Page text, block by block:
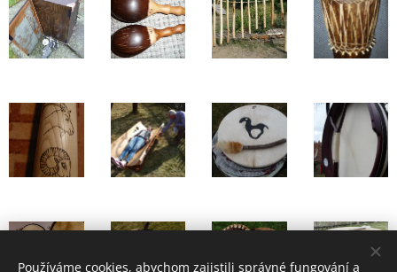
Používáme cookies, abychom zajistili správné fungování a